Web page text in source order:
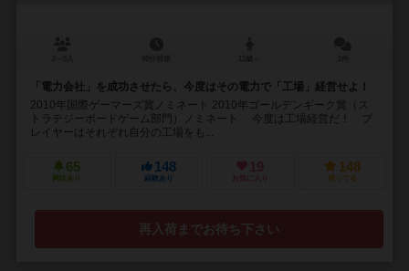
「電力会社」を成功させたら、今度はその電力で「工場」経営せよ！
2010年国際ゲーマーズ賞ノミネート 2010年ゴールデンギーク賞（ス
トラテジーボードゲーム部門）ノミネート 今度は工場経営だ！ プ
レイヤーはそれぞれ自分の工場をも...
65
興味あり
148
経験あり
19
お気に入り
148
持ってる
再入荷までお待ち下さい